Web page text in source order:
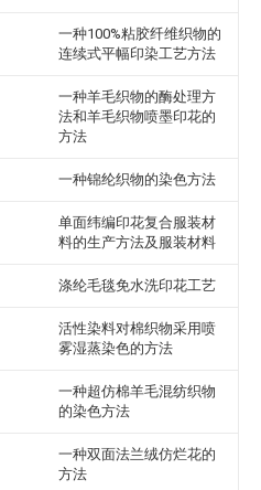
一种100%粘胶纤维织物的
连续式平幅印染工艺方法
一种羊毛织物的酶处理方
法和羊毛织物喷墨印花的
方法
一种锦纶织物的染色方法
单面纬编印花复合服装材
料的生产方法及服装材料
涤纶毛毯免水洗印花工艺
活性染料对棉织物采用喷
雾湿蒸染色的方法
一种超仿棉羊毛混纺织物
的染色方法
一种双面法兰绒仿烂花的
方法